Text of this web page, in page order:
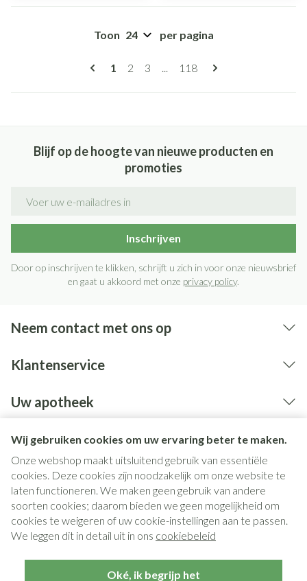
Wij gebruiken cookies om uw ervaring beter te maken.
Onze webshop maakt uitsluitend gebruik van essentiële
cookies. Deze cookies zijn noodzakelijk om onze website te
laten functioneren. We maken geen gebruik van andere
soorten cookies; daarom bieden we geen mogelijkheid om
cookies te weigeren of uw cookie-instellingen aan te passen.
We leggen dit in detail uit in ons cookiebeleid
Oké, ik begrijp het
Pagina's
U lees momenteel pagina
1 Pagina
2 Pagina
3 ... Pagina
118
Toon per pagina
Blijf op de hoogte van nieuwe producten en
promoties
Inschrijven
Door op inschrijven te klikken, schrijft u zich in voor onze nieuwsbrief
en gaat u akkoord met onze privacy policy.
Neem contact met ons op
Klantenservice
Uw apotheek
Juridische links